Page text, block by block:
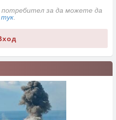
потребител за да можете да
тук